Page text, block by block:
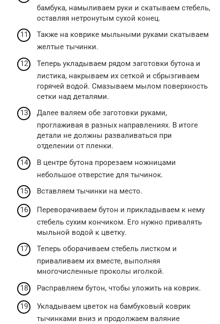
бамбука, намыливаем руки и скатываем стебель,
оставляя нетронутым сухой конец.
Также на коврике мыльными руками скатываем
желтые тычинки.
Теперь укладываем рядом заготовки бутона и
листика, накрываем их сеткой и сбрызгиваем
горячей водой. Смазываем мылом поверхность
сетки над деталями.
Далее валяем обе заготовки руками,
проглаживая в разных направлениях. В итоге
детали не должны разваливаться при
отделении от пленки.
В центре бутона прорезаем ножницами
небольшое отверстие для тычинок.
Вставляем тычинки на место.
Переворачиваем бутон и прикладываем к нему
стебель сухим кончиком. Его нужно привалять
мыльной водой к цветку.
Теперь оборачиваем стебель листком и
приваливаем их вместе, выполняя
многочисленные проколы иголкой.
Расправляем бутон, чтобы уложить на коврик.
Укладываем цветок на бамбуковый коврик
тычинками вниз и продолжаем валяние